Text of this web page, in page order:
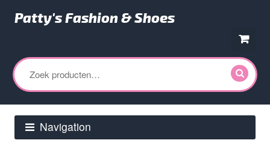
naar
navigatie
naar
de
inhoud
Patty's Fashion & Shoes
Zoeken
naar:
Navigation